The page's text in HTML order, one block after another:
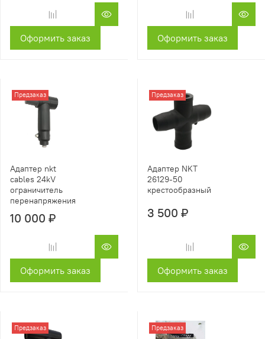
Оформить заказ Оформить заказ
Предзаказ
Адаптер nkt
cables 24kV
ограничитель
перенапряжения
10 000 ₽
Оформить заказ
Предзаказ
Адаптер NKT
26129-50
крестообразный
3 500 ₽
Оформить заказ
Предзаказ Предзаказ